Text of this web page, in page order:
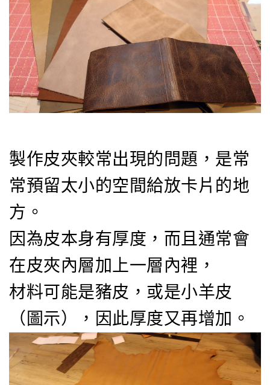
製作皮夾較常出現的問題，是常
常預留太小的空間給放卡片的地
方。
因為皮本身有厚度，而且通常會
在皮夾內層加上一層內裡，
材料可能是豬皮，或是小羊皮
（圖示），因此厚度又再增加。